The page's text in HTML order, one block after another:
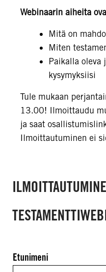
Webinaarin aiheita
Mitä on
Miten
Paikalla oleva
kysymyksiisi
Tule mukaan
13.00! Ilmoittaudu
ja saat
Ilmoittautuminen ei
Email
Etunimeni